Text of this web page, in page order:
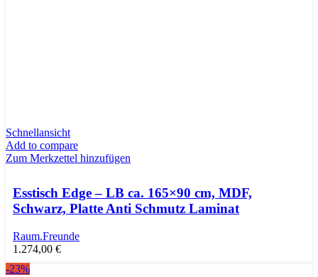
Schnellansicht
Add to compare
Zum Merkzettel hinzufügen
Esstisch Edge – LB ca. 165×90 cm, MDF,
Schwarz, Platte Anti Schmutz Laminat
Raum.Freunde
1.274,00 €
-23%